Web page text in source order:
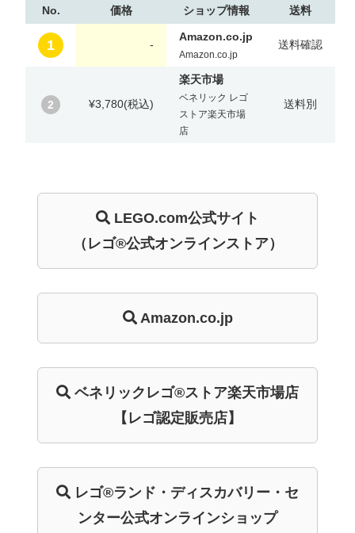
No. 価格 ショップ情報 送料
1 -
Amazon.co.jp
Amazon.co.jp
送料確認
2 ¥3,780(税込)
楽天市場
ベネリック レゴ
ストア楽天市場
店
送料別
LEGO.com公式サイト
（レゴ®公式オンラインストア）
Amazon.co.jp
ベネリック レゴ®ストア楽天市場店
【レゴ認定販売店】
レゴ®ランド・ ディスカバリー・ セ
ンター公式オンラインショップ